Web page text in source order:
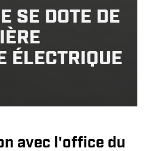
SE DOTE DE
ÉLECTRIQUE
avec l'office du